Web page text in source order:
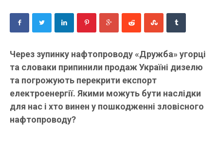
Через зупинку нафтопроводу «Дружба» угорці
та словаки припинили продаж Україні дизелю
та погрожують перекрити експорт
електроенергії. Якими можуть бути наслідки
для нас і хто винен у пошкодженні зловісного
нафтопроводу?